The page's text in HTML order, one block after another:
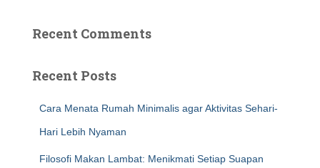
Recent Comments
Recent Posts
Cara Menata Rumah Minimalis agar Aktivitas Sehari-
Hari Lebih Nyaman
Filosofi Makan Lambat: Menikmati Setiap Suapan